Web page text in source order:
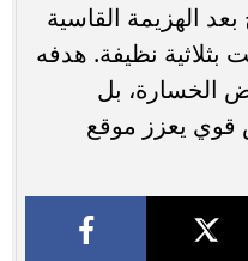
الهزيمة القاسية
بثلاثية نظيفة. هدفه
الخسارة، بل
قوي يعزز موقع